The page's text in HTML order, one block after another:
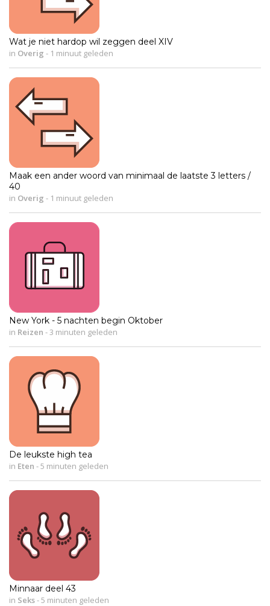
Wat je niet hardop wil zeggen deel XIV
in Overig - 1 minuut geleden
Maak een ander woord van minimaal de laatste 3 letters /
40
in Overig - 1 minuut geleden
New York - 5 nachten begin Oktober
in Reizen - 3 minuten geleden
De leukste high tea
in Eten -5 minuten geleden
Minnaar deel 43
in Seks-5 minuten geleden